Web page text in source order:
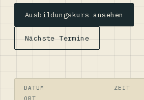
Ausbildungskurs ansehen
Nächste Termine
DATUM
ZEIT
ORT